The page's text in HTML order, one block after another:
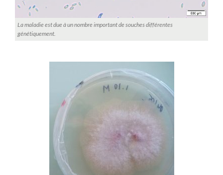
La maladie est due à un nombre important de souches différentes
génétiquement.